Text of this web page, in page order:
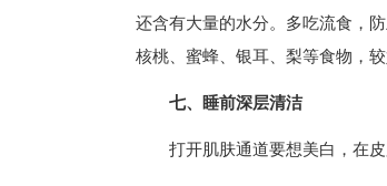
还含有大量的水分。多吃流食，
核桃、蜜蜂、银耳、梨等食物，
七、睡前深层清洁
打开肌肤通道要想美白，在